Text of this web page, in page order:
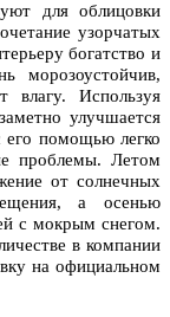
для облицовки
узорчатых
богатство и
морозоустойчив,
влагу. Используя
улучшается
помощью легко
проблемы. Летом
от солнечных
а осенью
с мокрым снегом.
в компании
на официальном